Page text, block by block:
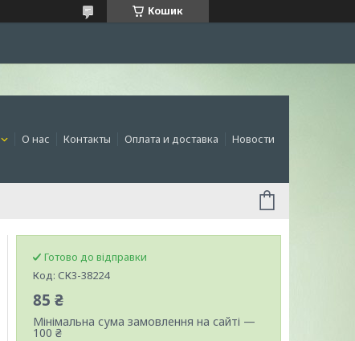
Кошик
О нас Контакты Оплата и доставка Новости
Готово до відправки
Код: СК3-38224
85 ₴
Мінімальна сума замовлення на сайті —
100 ₴